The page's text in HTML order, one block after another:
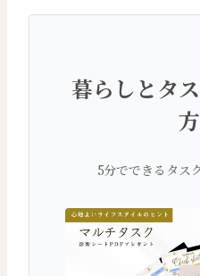
暮らしとタ
5分でできるタス